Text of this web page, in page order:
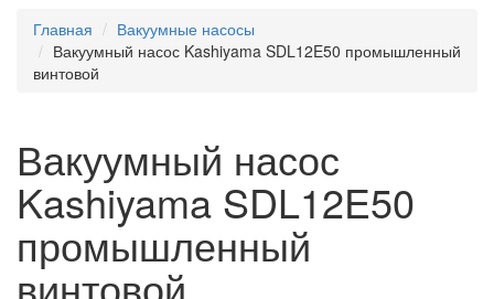
Главная
Вакуумные насосы
Вакуумный насос Kashiyama SDL12E50 промышленный
винтовой
Вакуумный насос
Kashiyama SDL12E50
промышленный